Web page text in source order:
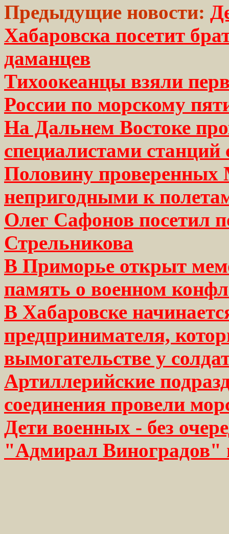
Предыдущие новости:
Хабаровска посетит
даманцев
Тихоокеанцы взяли
России по морскому
На Дальнем Востоке
специалистами станций
Половину
непригодными к
Олег Сафонов посетил
Стрельникова
В Приморье открыт
память о военном
В Хабаровске
предпринимателя,
вымогательстве у
Артиллерийские
соединения провели
Дети военных - без
"Адмирал Виноградов"